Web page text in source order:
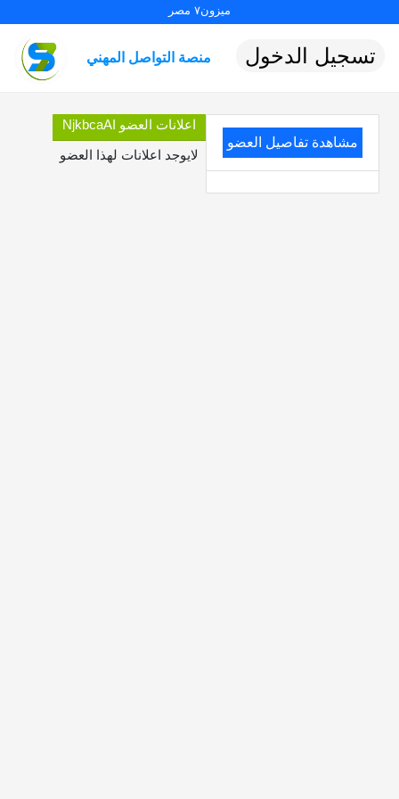
ميزون٧ مصر
منصة التواصل المهني تسجيل الدخول
مشاهدة تفاصيل العضو
اعلانات العضو NjkbcaAI
لايوجد اعلانات لهذا العضو